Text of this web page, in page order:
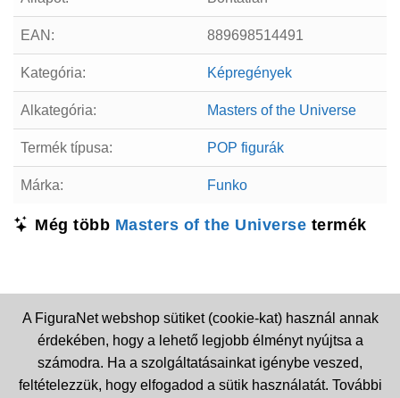
EAN: 889698514491
Kategória: Képregények
Alkategória: Masters of the Universe
Termék típusa: POP figurák
Márka: Funko
Még több Masters of the Universe termék
A FiguraNet webshop sütiket (cookie-kat) használ annak
érdekében, hogy a lehető legjobb élményt nyújtsa a
számodra. Ha a szolgáltatásainkat igénybe veszed,
feltételezzük, hogy elfogadod a sütik használatát. További